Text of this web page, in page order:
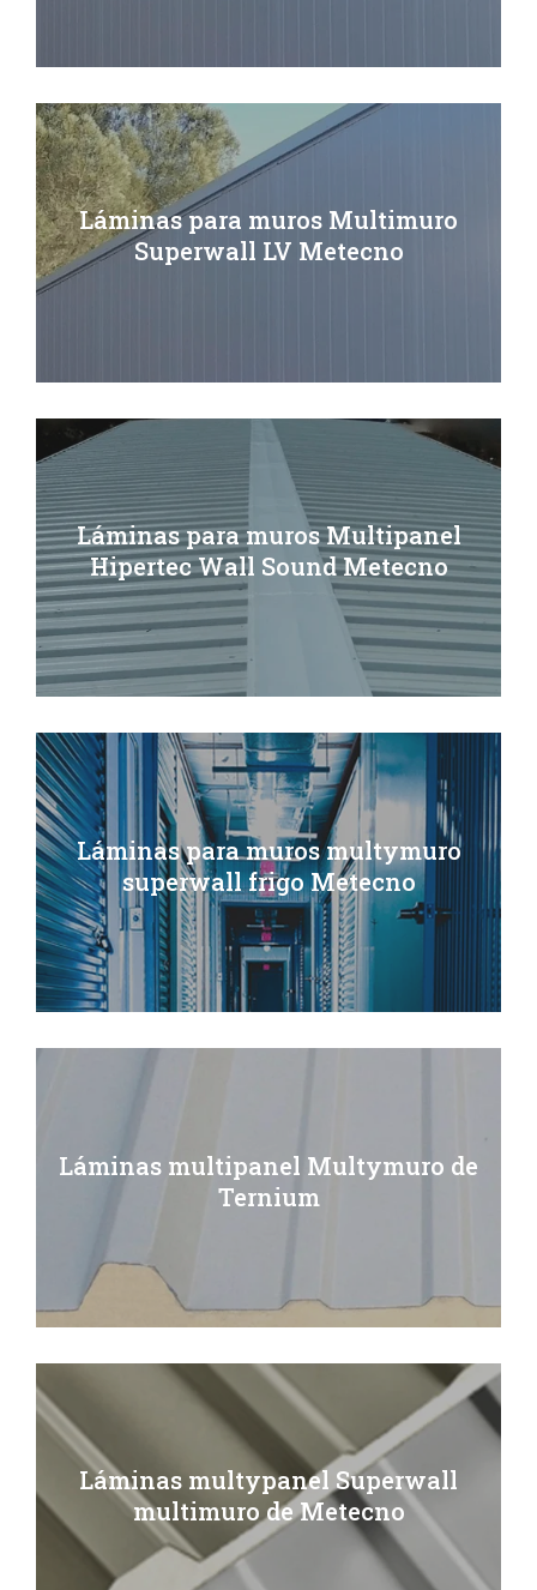
Láminas para muros Multimuro
Superwall LV Metecno
Láminas para muros Multipanel
Hipertec Wall Sound Metecno
Láminas para muros multymuro
superwall frigo Metecno
Láminas multipanel Multymuro de
Ternium
Láminas multypanel Superwall
multimuro de Metecno